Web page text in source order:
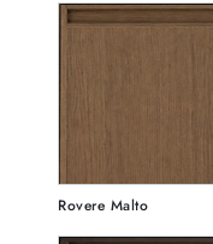
Rovere Malto